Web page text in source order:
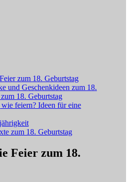
zum 18. Geburtstag
und Geschenkideen zum 18.
18. Geburtstag
feiern? Ideen für eine
zum 18. Geburtstag
Feier zum 18.